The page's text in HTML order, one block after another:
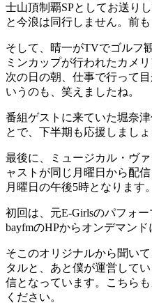
士山頂制覇SPとしてお送り
と今浪は同行しません。前
そして、晴一がTVでゴルフ
ミンカップが行われたカメ
次の日の朝、仕事で行って
いうのも、笑えましたね。
番組ゲストに来ていた堀奈
とで、下半期も応援しましょ
最後に、ミュージカル・ヴ
ャストが同じ月曜日から配
月曜日の午後5時となります。
初回は、元E-Girlsのパフォ
bayfmのHPからオンデマン
そこのオリジナルから聞い
タルと、あと僕が運営して
信となっています。こちら
ください。